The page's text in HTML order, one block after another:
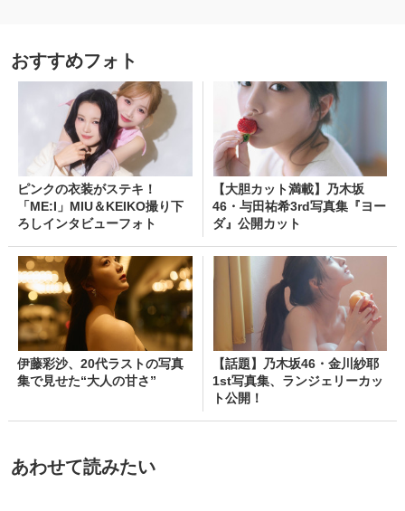
おすすめフォト
ピンクの衣装がステキ！
「ME:I」MIU＆KEIKO撮り下
ろしインタビューフォト
【大胆カット満載】乃木坂
46・与田祐希3rd写真集『ヨー
ダ』公開カット
伊藤彩沙、20代ラストの写真
集で見せた“大人の甘さ”
【話題】乃木坂46・金川紗耶
1st写真集、ランジェリーカッ
ト公開！
あわせて読みたい